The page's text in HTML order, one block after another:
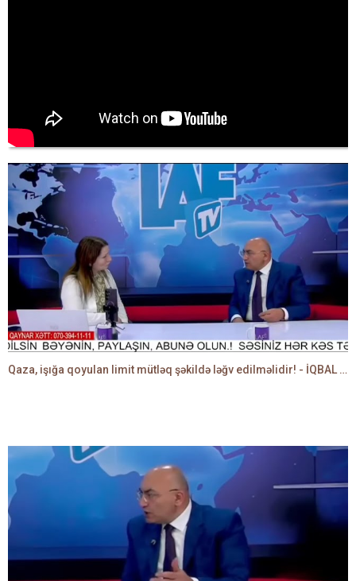
Qaza, işığa qoyulan limit mütləq şəkildə ləğv edilməlidir! - İQBAL AĞAZADƏ